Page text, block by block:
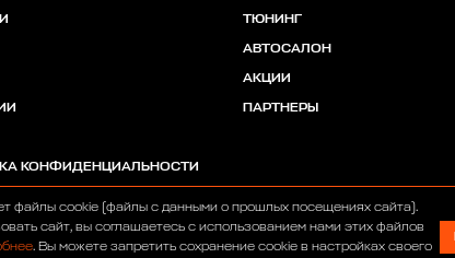
КОНФИДЕНЦИАЛЬНОСТИ
ТЮНИНГ
АВТОСАЛОН
АКЦИИ
ПАРТНЕРЫ
файлы cookie (файлы с данными о прошлых посещениях сайта).
сайт, вы соглашаетесь с использованием нами этих файлов
. Вы можете запретить сохранение cookie в настройках своего